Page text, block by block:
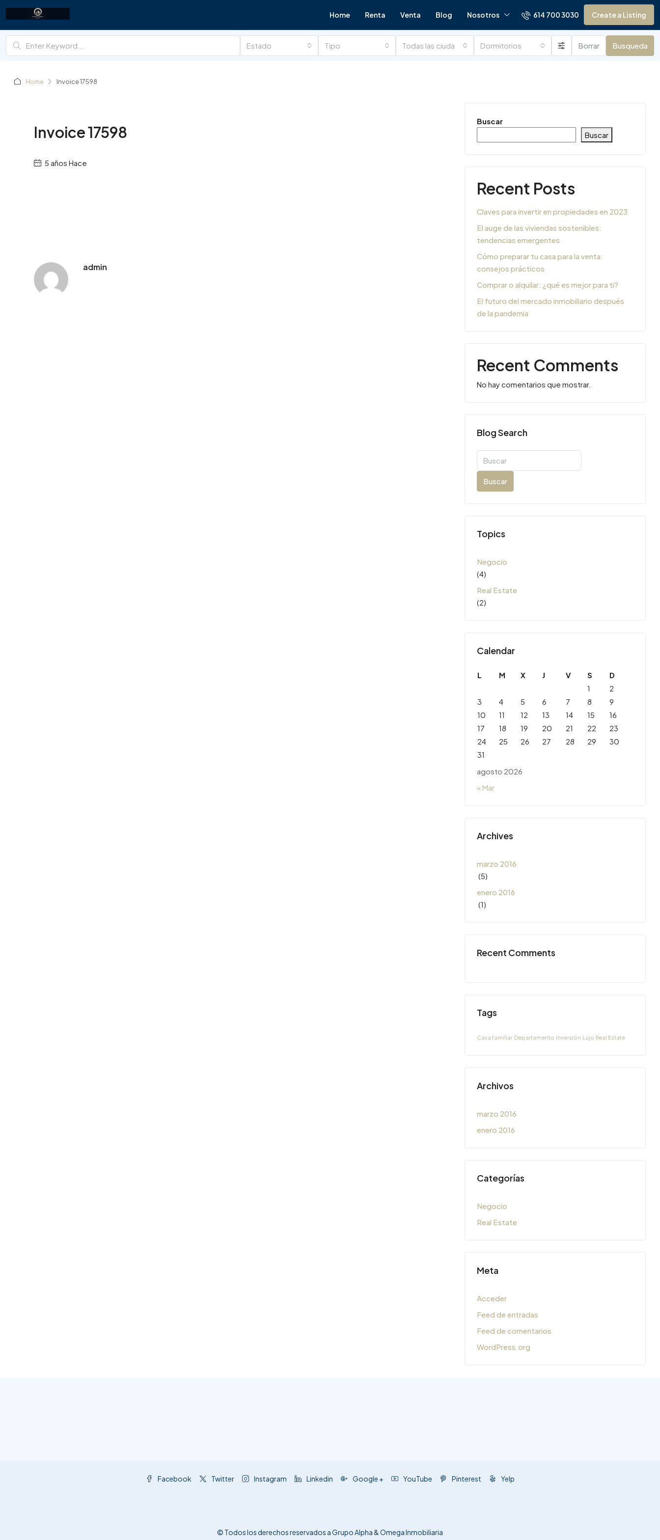
Home Renta Venta Blog Nosotros 614 700 3030 Create a Listing
Estado Tipo Todas las ciudades Dormitorios Borrar Busqueda
Home Invoice 17598
Invoice 17598
5 años Hace
admin
Buscar
Buscar
Recent Posts
Claves para invertir en propiedades en 2023
El auge de las viviendas sostenibles:
tendencias emergentes
Cómo preparar tu casa para la venta:
consejos prácticos
Comprar o alquilar: ¿qué es mejor para ti?
El futuro del mercado inmobiliario después
de la pandemia
Recent Comments
No hay comentarios que mostrar.
Blog Search
Buscar
Topics
Negocio
(4)
Real Estate
(2)
Calendar
agosto 2026
L M X J V S
D
1
2
3
4 5 6 7 8
9
10
11 12 13 14 15
16
17
18 19 20 21 22
23
24
25 26 27 28 29
30
31
« Mar
Archives
marzo 2016
(5)
enero 2016
(1)
Recent Comments
Tags
Casa familiar Departamento Inversión Lujo Real Estate
Archivos
marzo 2016
enero 2016
Categorías
Negocio
Real Estate
Meta
Acceder
Feed de entradas
Feed de comentarios
WordPress.org
Facebook Twitter Instagram Linkedin Google + YouTube Pinterest Yelp
© Todos los derechos reservados a Grupo Alpha & Omega Inmobiliaria